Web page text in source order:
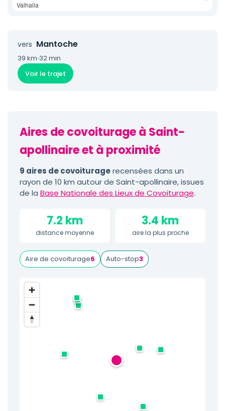
Valhalla
vers Mantoche
39 km·32 min
Voir le trajet
Aires de covoiturage à Saint-
apollinaire et à proximité
9 aires de covoituragerecensées dans un
rayon de 10 km autour de Saint-apollinaire, issues
de la Base Nationale des Lieux de Covoiturage.
7.2 km
distance moyenne
3.4 km
aire la plus proche
Aire de covoiturage6 Auto-stop3